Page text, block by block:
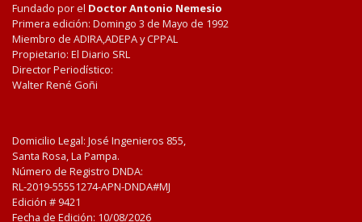
Fundado por el Doctor Antonio Nemesio
Primera edición: Domingo 3 de Mayo de 1992
Miembro de ADIRA,ADEPA y CPPAL
Propietario: El Diario SRL
Director Periodístico:
Walter René Goñi
Domicilio Legal: José Ingenieros 855,
Santa Rosa, La Pampa.
Número de Registro DNDA:
RL-2019-55551274-APN-DNDA#MJ
Edición # 9421
Fecha de Edición: 10/08/2026